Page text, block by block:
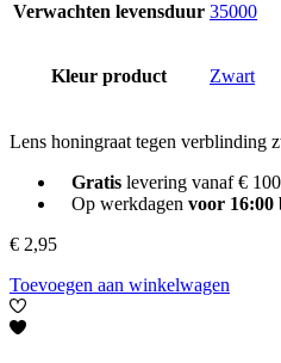
Verwachten levensduur 35000
Kleur product Zwart
Lens honingraat tegen verblinding
Gratislevering vanaf €
Op werkdagen voor 16:00
€ 2,95
Toevoegen aan winkelwagen